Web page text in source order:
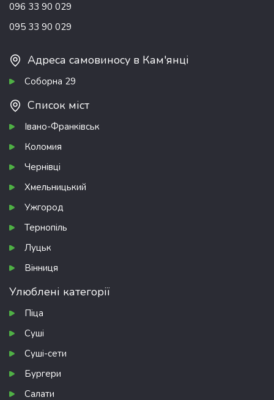
096 33 90 029
095 33 90 029
Адреса самовиносу в Кам'янці
Соборна 29
Список міст
Івано-Франківськ
Коломия
Чернівці
Хмельницький
Ужгород
Тернопіль
Луцьк
Вінниця
Улюблені категорії
Піца
Суші
Суші-сети
Бургери
Салати